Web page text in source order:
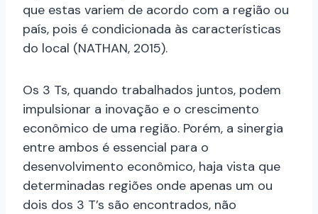
que estas variem de acordo com a região ou
país, pois é condicionada às características
do local (NATHAN, 2015).
Os 3 Ts, quando trabalhados juntos, podem
impulsionar a inovação e o crescimento
econômico de uma região. Porém, a sinergia
entre ambos é essencial para o
desenvolvimento econômico, haja vista que
determinadas regiões onde apenas um ou
dois dos 3 T’s são encontrados, não